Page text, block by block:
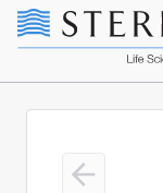
Previous slide